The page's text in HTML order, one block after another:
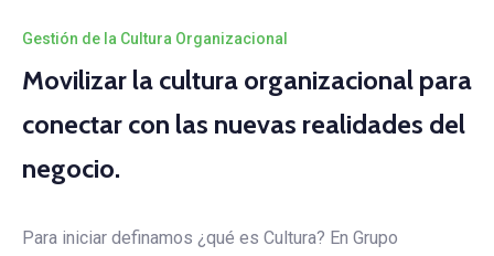
Gestión de la Cultura Organizacional
Movilizar la cultura organizacional para
conectar con las nuevas realidades del
negocio.
Para iniciar definamos ¿qué es Cultura? En Grupo